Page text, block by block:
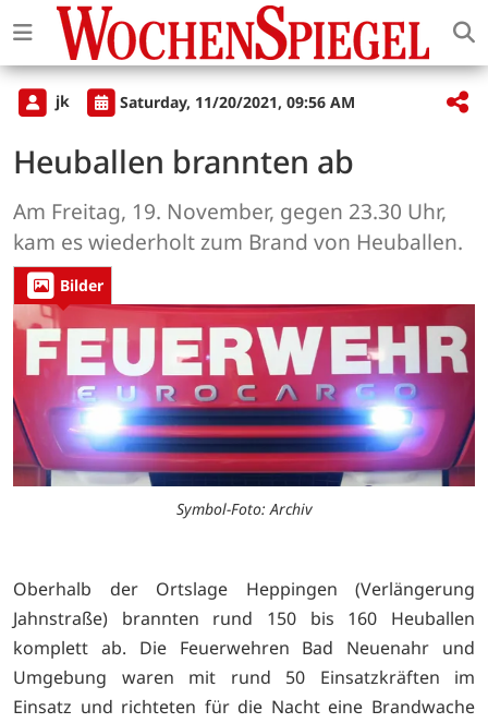
jk Saturday, 11/20/2021, 09:56 AM
Heuballen brannten ab
Am Freitag, 19. November, gegen 23.30 Uhr,
kam es wiederholt zum Brand von Heuballen.
Bilder
Symbol-Foto: Archiv
Oberhalb der Ortslage Heppingen (Verlängerung
Jahnstraße) brannten rund 150 bis 160 Heuballen
komplett ab. Die Feuerwehren Bad Neuenahr und
Umgebung waren mit rund 50 Einsatzkräften im
Einsatz und richteten für die Nacht eine Brandwache